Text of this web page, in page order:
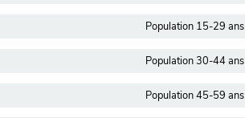
Population 15-29 ans
Population 30-44 ans
Population 45-59 ans